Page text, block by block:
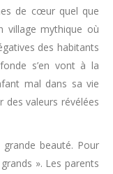
de cœur quel que
village mythique où
des habitants
s’en vont à la
mal dans sa vie
des valeurs révélées
beauté. Pour
». Les parents